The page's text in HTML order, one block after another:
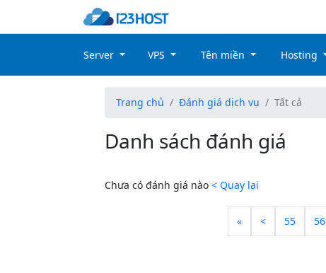
Server VPS Tên miền Hosting
Trang chủ Đánh giá dịch vụ Tất cả
Danh sách đánh giá
Chưa có đánh giá nào < Quay lại
« < 55 56